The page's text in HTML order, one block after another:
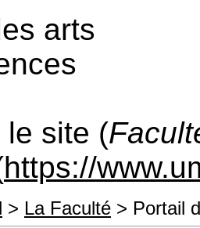
le site (
https://
> La Faculté > Portail